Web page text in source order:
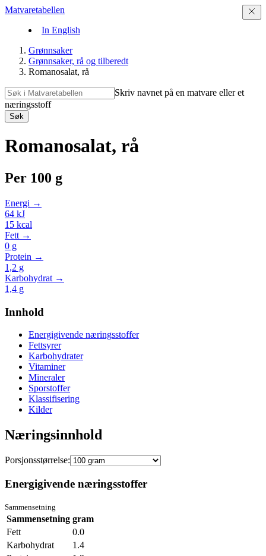
Matvaretabellen
In English
Grønnsaker
Grønnsaker, rå og tilberedt
Romanosalat, rå
Skriv navnet på en matvare eller et
næringsstoff
Søk
Romanosalat, rå
Per 100 g
Energi →
64 kJ
15 kcal
Fett →
0 g
Protein →
1,2 g
Karbohydrat →
1,4 g
Innhold
Energigivende næringsstoffer
Fettsyrer
Karbohydrater
Vitaminer
Mineraler
Sporstoffer
Klassifisering
Kilder
Næringsinnhold
Porsjonsstørrelse:
Energigivende næringsstoffer
Sammensetning
Sammensetning gram
Fett
0.0
Karbohydrat
1.4